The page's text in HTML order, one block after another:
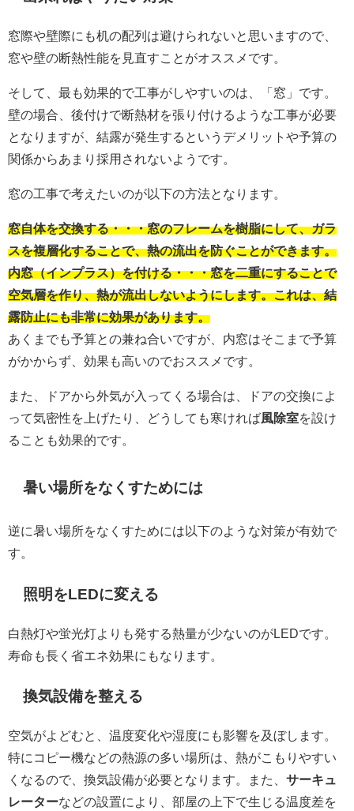
窓際や壁際にも机の配列は避けられないと思いますので、
窓や壁の断熱性能を見直すことがオススメです。
そして、最も効果的で工事がしやすいのは、「窓」です。
壁の場合、後付けで断熱材を張り付けるような工事が必要
となりますが、結露が発生するというデメリットや予算の
関係からあまり採用されないようです。
窓の工事で考えたいのが以下の方法となります。
窓自体を交換する・・・窓のフレームを樹脂にして、ガラ
スを複層化することで、熱の流出を防ぐことができます。
内窓（インプラス）を付ける・・・窓を二重にすることで
空気層を作り、熱が流出しないようにします。これは、結
露防止にも非常に効果があります。
あくまでも予算との兼ね合いですが、内窓はそこまで予算
がかからず、効果も高いのでおススメです。
また、ドアから外気が入ってくる場合は、ドアの交換によ
って気密性を上げたり、どうしても寒ければ風除室を設け
ることも効果的です。
暑い場所をなくすためには
逆に暑い場所をなくすためには以下のような対策が有効で
す。
照明を LEDに変える
白熱灯や蛍光灯よりも発する熱量が少ないのが LEDです。
寿命も長く省エネ効果にもなります。
換気設備を整える
空気がよどむと、温度変化や湿度にも影響を及ぼします。
特にコピー機などの熱源の多い場所は、熱がこもりやすい
くなるので、換気設備が必要となります。また、 サーキュ
レーターなどの設置により、部屋の上下で生じる温度差を